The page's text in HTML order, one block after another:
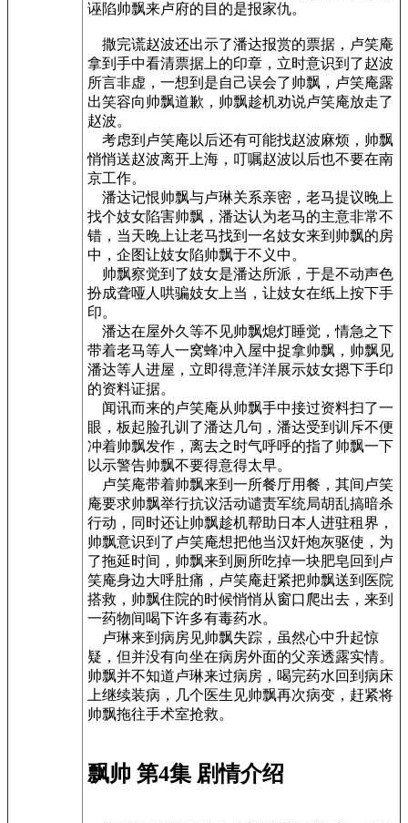
诬陷帅飘来卢府的目的是报家仇。
撒完谎赵波还出示了潘达报赏的票据，卢笑庵
拿到手中看清票据上的印章，立时意识到了赵波
所言非虚，一想到是自己误会了帅飘，卢笑庵露
出笑容向帅飘道歉，帅飘趁机劝说卢笑庵放走了
赵波。
考虑到卢笑庵以后还有可能找赵波麻烦，帅飘
悄悄送赵波离开上海，叮嘱赵波以后也不要在南
京工作。
潘达记恨帅飘与卢琳关系亲密，老马提议晚上
找个妓女陷害帅飘，潘达认为老马的主意非常不
错，当天晚上让老马找到一名妓女来到帅飘的房
中，企图让妓女陷帅飘于不义中。
帅飘察觉到了妓女是潘达所派，于是不动声色
扮成聋哑人哄骗妓女上当，让妓女在纸上按下手
印。
潘达在屋外久等不见帅飘熄灯睡觉，情急之下
带着老马等人一窝蜂冲入屋中捉拿帅飘，帅飘见
潘达等人进屋，立即得意洋洋展示妓女摁下手印
的资料证据。
闻讯而来的卢笑庵从帅飘手中接过资料扫了一
眼，板起脸孔训了潘达几句，潘达受到训斥不便
冲着帅飘发作，离去之时气呼呼的指了帅飘一下
以示警告帅飘不要得意得太早。
卢笑庵带着帅飘来到一所餐厅用餐，其间卢笑
庵要求帅飘举行抗议活动谴责军统局胡乱搞暗杀
行动，同时还让帅飘趁机帮助日本人进驻租界，
帅飘意识到了卢笑庵想把他当汉奸炮灰驱使，为
了拖延时间，帅飘来到厕所吃掉一块肥皂回到卢
笑庵身边大呼肚痛，卢笑庵赶紧把帅飘送到医院
搭救，帅飘住院的时候悄悄从窗口爬出去，来到
一药物间喝下许多有毒药水。
卢琳来到病房见帅飘失踪，虽然心中升起惊
疑，但并没有向坐在病房外面的父亲透露实情。
帅飘并不知道卢琳来过病房，喝完药水回到病床
上继续装病，几个医生见帅飘再次病变，赶紧将
帅飘拖往手术室抢救。
飘帅 第4集 剧情介绍